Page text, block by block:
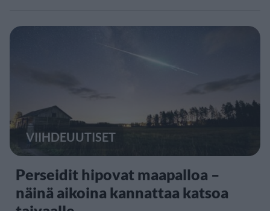
VIIHDEUUTISET
Perseidit hipovat maapalloa –
näinä aikoina kannattaa katsoa